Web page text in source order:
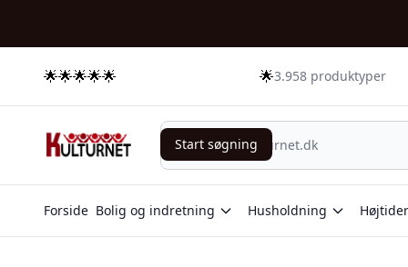
🌟🌟🌟🌟🌟 🌟3.958 produktyper
Start søgning
Start søgning
Forside Bolig og indretning Husholdning Højtider